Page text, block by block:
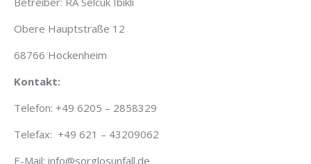
Obere Hauptstraße 12
68766 Hockenheim
Kontakt:
Telefon: +49 6205 – 2858329
Telefax: +49 621 – 43209062
E-Mail: info@sorglosunfall.de